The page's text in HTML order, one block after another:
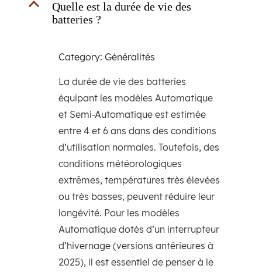
B
Quelle est la durée de vie des
batteries ?
Category: Généralités
La durée de vie des batteries
équipant les modèles Automatique
et Semi-Automatique est estimée
entre 4 et 6 ans dans des conditions
d’utilisation normales. Toutefois, des
conditions météorologiques
extrêmes, températures très élevées
ou très basses, peuvent réduire leur
longévité. Pour les modèles
Automatique dotés d’un interrupteur
d’hivernage (versions antérieures à
2025), il est essentiel de penser à le